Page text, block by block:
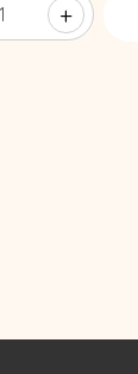
+